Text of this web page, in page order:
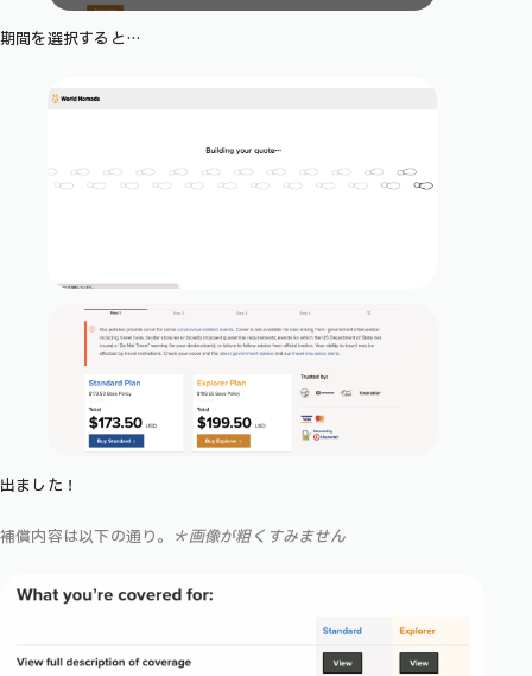
期間を選択すると…
出ました！
補償内容は以下の通り。 ＊画像が粗くすみません